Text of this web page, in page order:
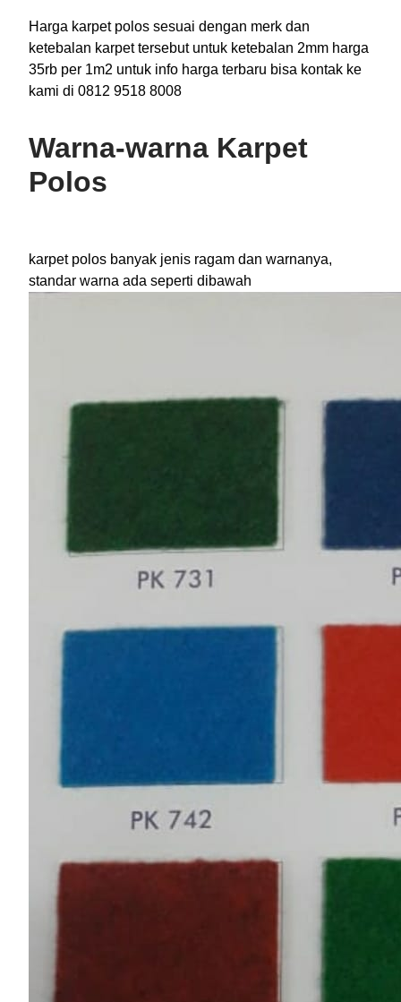
Harga karpet polos sesuai dengan merk dan
ketebalan karpet tersebut untuk ketebalan 2mm harga
35rb per 1m2 untuk info harga terbaru bisa kontak ke
kami di 0812 9518 8008
Warna-warna Karpet
Polos
karpet polos banyak jenis ragam dan warnanya,
standar warna ada seperti dibawah